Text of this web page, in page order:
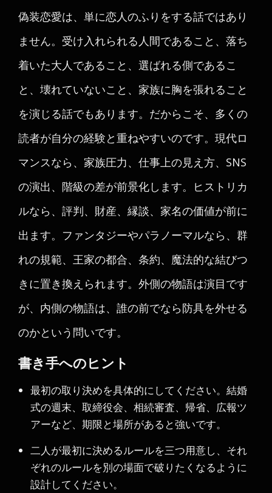
偽装恋愛は、単に恋人のふりをする話ではあり
ません。受け入れられる人間であること、落ち
着いた大人であること、選ばれる側であるこ
と、壊れていないこと、家族に胸を張れること
を演じる話でもあります。だからこそ、多くの
読者が自分の経験と重ねやすいのです。現代ロ
マンスなら、家族圧力、仕事上の見え方、SNS
の演出、階級の差が前景化します。ヒストリカ
ルなら、評判、財産、縁談、家名の価値が前に
出ます。ファンタジーやパラノーマルなら、群
れの規範、王家の都合、条約、魔法的な結びつ
きに置き換えられます。外側の物語は演目です
が、内側の物語は、誰の前でなら防具を外せる
のかという問いです。
書き手へのヒント
最初の取り決めを具体的にしてください。結婚
式の週末、取締役会、相続審査、帰省、広報ツ
アーなど、期限と場所があると強いです。
二人が最初に決めるルールを三つ用意し、それ
ぞれのルールを別の場面で破りたくなるように
設計してください。